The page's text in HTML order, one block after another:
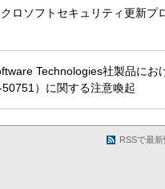
ロソフトセキュリティ更新プ
Technologies社製品にお
）に関する注意喚起
RSSで最